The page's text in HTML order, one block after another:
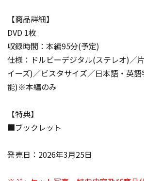
【商品詳細】
DVD 1枚
収録時間：本編95分(予定)
仕様：ドルビーデジタル(ステレオ)／
イーズ)／ビスタサイズ／日本語・英
能)※本編のみ
【特典】
■ブックレット
発売日：2026年3月25日